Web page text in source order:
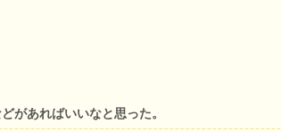
があればいいなと思った。